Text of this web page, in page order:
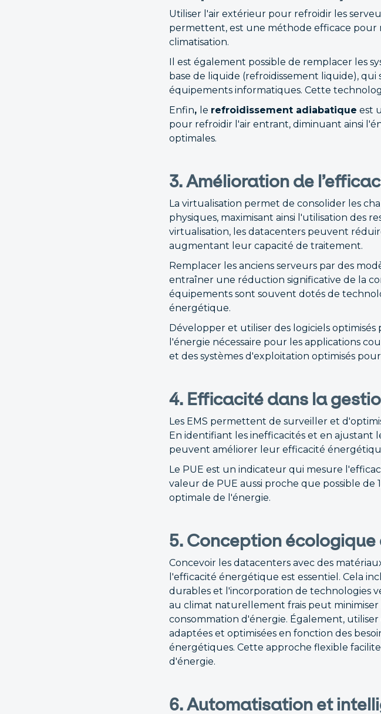
Utiliser l'air extérieur pour refroidir les
permettent, est une méthode efficace pour
climatisation.
Il est également possible de remplacer les
base de liquide (refroidissement liquide),
équipements informatiques. Cette
Enfin, le refroidissement adiabatique est
pour refroidir l'air entrant, diminuant ainsi
optimales.
3. Amélioration de
La virtualisation permet de consolider les
physiques, maximisant ainsi l'utilisation des
virtualisation, les datacenters peuvent
augmentant leur capacité de traitement.
Remplacer les anciens serveurs par des
entraîner une réduction significative de la
équipements sont souvent dotés de
énergétique.
Développer et utiliser des logiciels
l'énergie nécessaire pour les applications
et des systèmes d'exploitation optimisés
4. Efficacité dans la
Les EMS permettent de surveiller et
En identifiant les inefficacités et en ajustant
peuvent améliorer leur efficacité
Le PUE est un indicateur qui mesure
valeur de PUE aussi proche que possible
optimale de l'énergie.
5. Conception
Concevoir les datacenters avec des
l'efficacité énergétique est essentiel. Cela
durables et l'incorporation de technologies
au climat naturellement frais peut minimiser
consommation d'énergie. Également,
adaptées et optimisées en fonction des
énergétiques. Cette approche flexible
d'énergie.
6. Automatisation et